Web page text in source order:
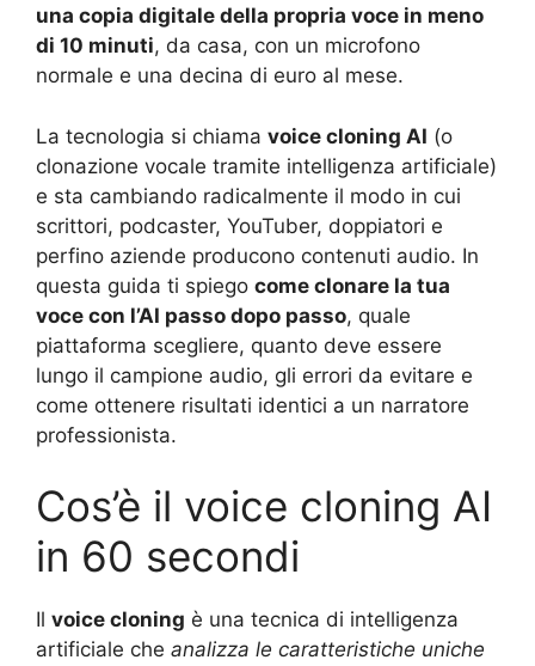
una copia digitale della propria voce in meno
di 10 minuti, da casa, con un microfono
normale e una decina di euro al mese.
La tecnologia si chiama voice cloning AI (o
clonazione vocale tramite intelligenza artificiale)
e sta cambiando radicalmente il modo in cui
scrittori, podcaster, YouTuber, doppiatori e
perfino aziende producono contenuti audio. In
questa guida ti spiego come clonare la tua
voce con l’AI passo dopo passo, quale
piattaforma scegliere, quanto deve essere
lungo il campione audio, gli errori da evitare e
come ottenere risultati identici a un narratore
professionista.
Cos’è il voice cloning AI
in 60 secondi
Il voice cloning è una tecnica di intelligenza
artificiale che analizza le caratteristiche uniche